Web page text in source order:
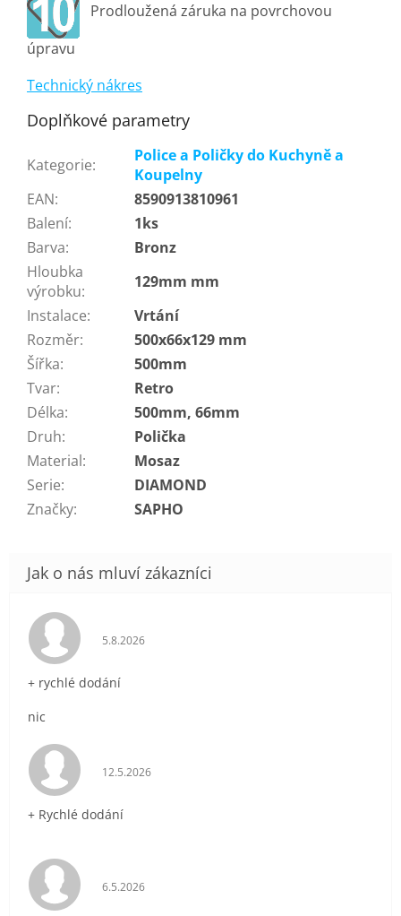
Prodloužená záruka na povrchovou
úpravu
Technický nákres
Doplňkové parametry
Kategorie:
Police a Poličky do Kuchyně a
Koupelny
EAN:
8590913810961
Balení:
1ks
Barva:
Bronz
Hloubka
výrobku:
129mm mm
Instalace:
Vrtání
Rozměr:
500x66x129 mm
Šířka:
500mm
Tvar:
Retro
Délka:
500mm, 66mm
Druh:
Polička
Material:
Mosaz
Serie:
DIAMOND
Značky: SAPHO
Hodnocení obchodu je 5 z 5 hvězdiček.
5.8.2026
+ rychlé dodání
nic
Hodnocení obchodu je 5 z 5 hvězdiček.
12.5.2026
+ Rychlé dodání
Hodnocení obchodu je 5 z 5 hvězdiček.
6.5.2026